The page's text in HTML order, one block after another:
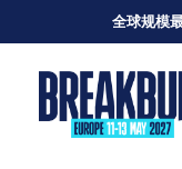
全球规模